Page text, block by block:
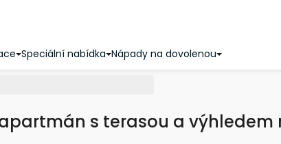
Speciální nabídka Nápady na dovolenou
s terasou a výhledem